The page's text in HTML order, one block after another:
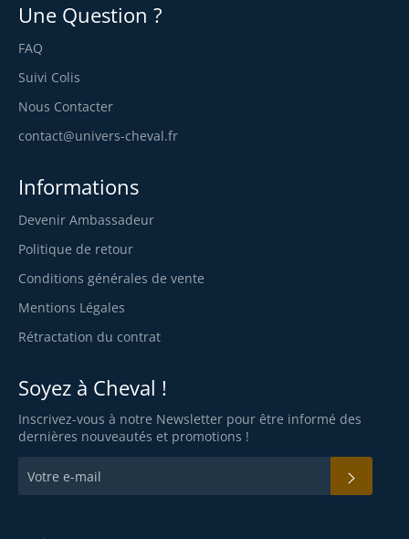
Une Question ?
FAQ
Suivi Colis
Nous Contacter
contact@univers-cheval.fr
Informations
Devenir Ambassadeur
Politique de retour
Conditions générales de vente
Mentions Légales
Rétractation du contrat
Soyez à Cheval !
Inscrivez-vous à notre Newsletter pour être informé des
dernières nouveautés et promotions !